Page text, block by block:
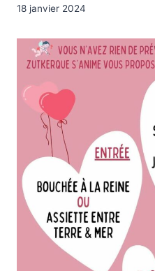
18 janvier 2024